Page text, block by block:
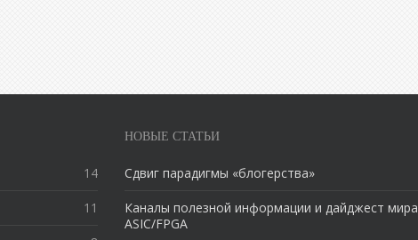
14
11
НОВЫЕ СТАТЬИ
Сдвиг парадигмы «блогерства»
Каналы полезной информации и дайджест мира
ASIC/FPGA